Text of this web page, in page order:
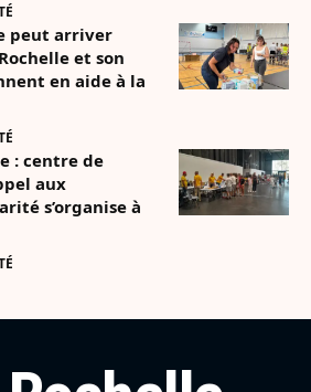
peut arriver
et son
en aide à la
: centre de
aux
s’organise à